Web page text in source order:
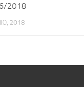
2018
2018